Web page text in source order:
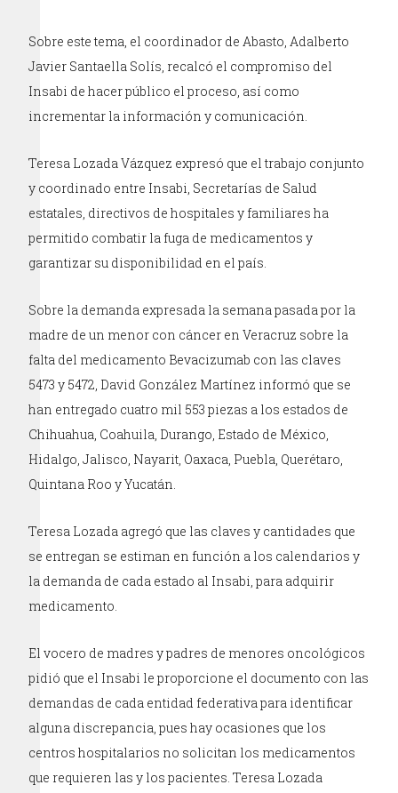
Sobre este tema, el coordinador de Abasto, Adalberto
Javier Santaella Solís, recalcó el compromiso del
Insabi de hacer público el proceso, así como
incrementar la información y comunicación.
Teresa Lozada Vázquez expresó que el trabajo conjunto
y coordinado entre Insabi, Secretarías de Salud
estatales, directivos de hospitales y familiares ha
permitido combatir la fuga de medicamentos y
garantizar su disponibilidad en el país.
Sobre la demanda expresada la semana pasada por la
madre de un menor con cáncer en Veracruz sobre la
falta del medicamento Bevacizumab con las claves
5473 y 5472, David González Martínez informó que se
han entregado cuatro mil 553 piezas a los estados de
Chihuahua, Coahuila, Durango, Estado de México,
Hidalgo, Jalisco, Nayarit, Oaxaca, Puebla, Querétaro,
Quintana Roo y Yucatán.
Teresa Lozada agregó que las claves y cantidades que
se entregan se estiman en función a los calendarios y
la demanda de cada estado al Insabi, para adquirir
medicamento.
El vocero de madres y padres de menores oncológicos
pidió que el Insabi le proporcione el documento con las
demandas de cada entidad federativa para identificar
alguna discrepancia, pues hay ocasiones que los
centros hospitalarios no solicitan los medicamentos
que requieren las y los pacientes. Teresa Lozada